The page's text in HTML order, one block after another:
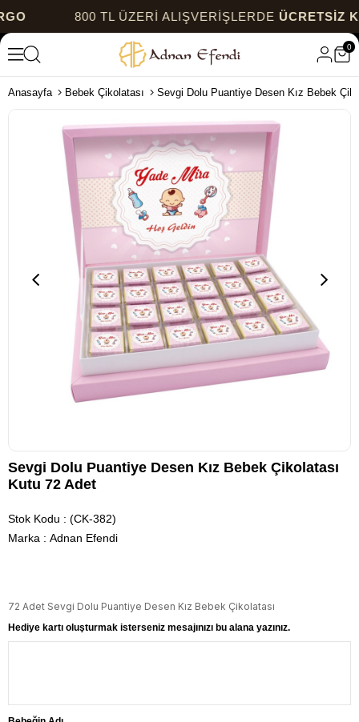
800 TL ÜZERİ ALIŞVERİŞLERDEÜCRETSİZ KARGO
0
Anasayfa Bebek Çikolatası
Sevgi Dolu Puantiye Desen Kız Bebek Çikolatası
Kutu 72 Adet
Stok Kodu
(CK-382)
Marka : Adnan Efendi
72 Adet Sevgi Dolu Puantiye Desen Kız Bebek Çikolatası
Hediye kartı oluşturmak isterseniz mesajınızı bu alana yazınız.